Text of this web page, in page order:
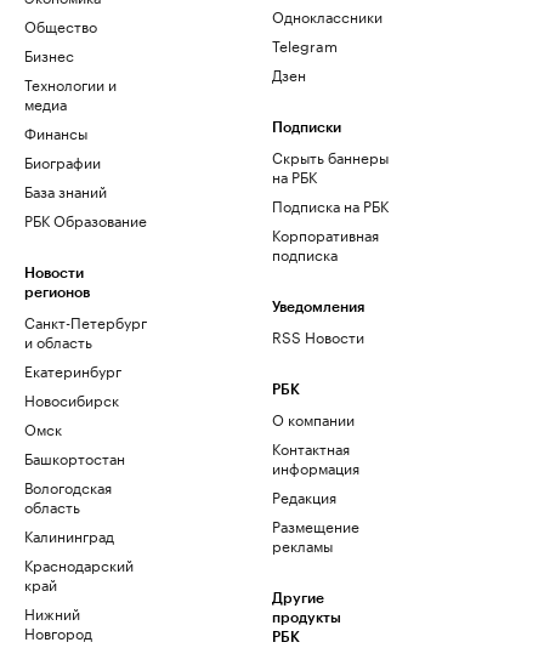
Общество
Бизнес
Технологии и
медиа
Финансы
Биографии
База знаний
РБК Образование
Новости
регионов
Санкт-Петербург
и область
Екатеринбург
Новосибирск
Омск
Башкортостан
Вологодская
область
Калининград
Краснодарский
край
Нижний
Новгород
Одноклассники
Telegram
Дзен
Подписки
Скрыть баннеры
на РБК
Подписка на РБК
Корпоративная
подписка
Уведомления
RSS Новости
РБК
О компании
Контактная
информация
Редакция
Размещение
рекламы
Другие
продукты
РБК